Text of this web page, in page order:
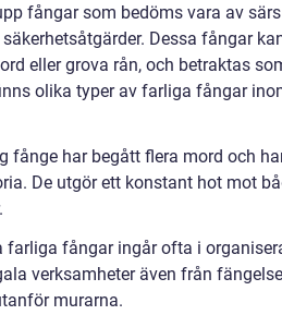
fångar som bedöms vara av
Dessa fångar
eller grova rån, och betraktas
olika typer av farliga fångar
fånge har begått flera mord och
De utgör ett konstant hot mot
farliga fångar ingår ofta i
verksamheter även från
murarna.